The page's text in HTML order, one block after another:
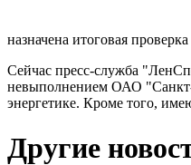
назначена итоговая
Сейчас пресс-служба
невыполнением ОАО "Санкт-
энергетике. Кроме того,
Другие